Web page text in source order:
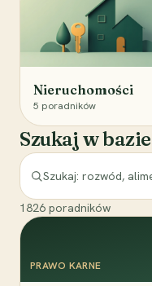
Nieruchomości
5 poradników
Szukaj w
1826 poradników
PRAWO KARNE